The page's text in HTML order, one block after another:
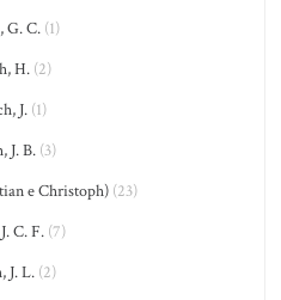
G. C.(1)
H. (2)
J. (1)
J. B.(3)
e Christoph) (23)
C. F.(7)
J. L. (2)